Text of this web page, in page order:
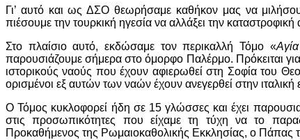
Γι’ αυτό και ως ΔΣΟ θεωρήσαμε καθήκον μας να
πιέσουμε την τουρκική ηγεσία να αλλάξει την
Στο πλαίσιο αυτό, εκδώσαμε τον περικαλλή Τόμο «
παρουσιάζουμε σήμερα στο όμορφο Παλέρμο. Πρόκειται
ιστορικούς ναούς που έχουν αφιερωθεί στη Σοφία του
ορισμένοι εξ αυτών των ναών έχουν ανεγερθεί στην
Ο Τόμος κυκλοφορεί ήδη σε 15 γλώσσες και έχει
στις προσωπικότητες που είχαμε τη τύχη να το
Προκαθήμενος της Ρωμαιοκαθολικής Εκκλησίας, ο Πάπας